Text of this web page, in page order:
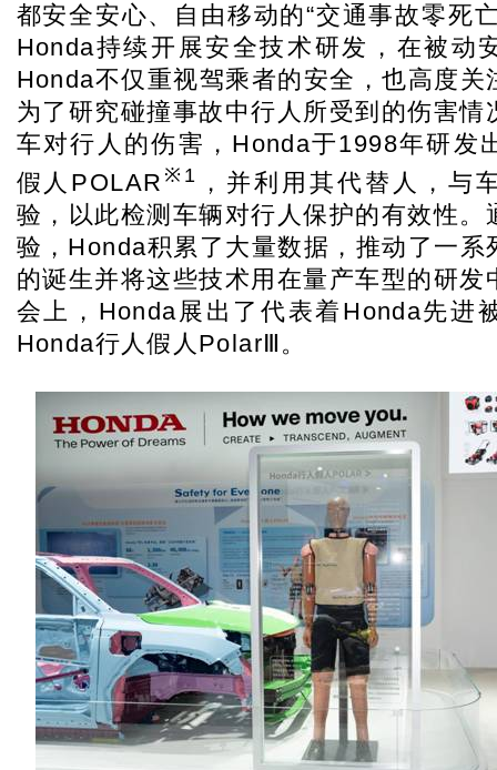
都安全安心、自由移动的“交通事故零死
Honda持续开展安全技术研发，在被动
Honda不仅重视驾乘者的安全，也高度关
为了研究碰撞事故中行人所受到的伤害情
车对行人的伤害，Honda于1998年研发
假人POLAR ※1
，并利用其代替人，与
验，以此检测车辆对行人保护的有效性。
验，Honda积累了大量数据，推动了一系
的诞生并将这些技术用在量产车型的研发
会上，Honda展出了代表着Honda先进
Honda行人假人PolarⅢ。